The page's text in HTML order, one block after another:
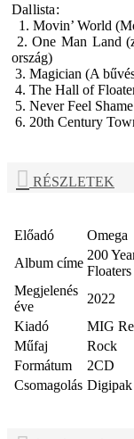
Dallista:
1. Movin’ World
2. One Man Land
ország)
3. Magician (A
4. The Hall of
5. Never Feel
6. 20th Century
RÉSZLETEK
Előadó
Omega
Album címe
200
Megjelenés
éve
2022
Kiadó
MIG
Műfaj
Rock
Formátum
2CD
Csomagolás Digipak